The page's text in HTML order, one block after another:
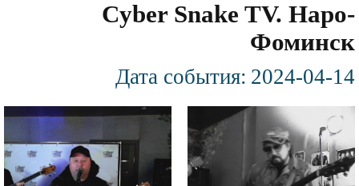
Cyber Snake TV. Наро-
Фоминск
Дата события: 2024-04-14
Файл
изображения
Файл
изображения